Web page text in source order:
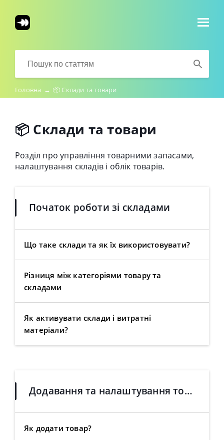
Головна → 📦 Склади та товари
📦 Склади та товари
Розділ про управління товарними запасами,
налаштування складів і облік товарів.
Початок роботи зі складами
Що таке склади та як їх використовувати?
Різниця між категоріями товару та
складами
Як активувати склади і витратні
матеріали?
Додавання та налаштування товарів
Як додати товар?